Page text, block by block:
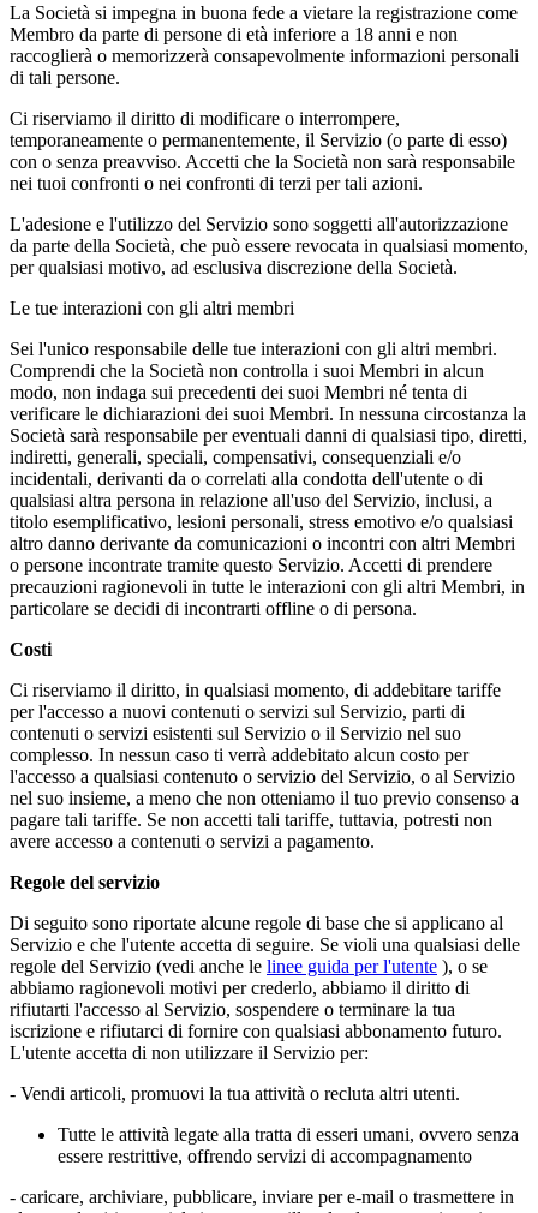
La Società si impegna in buona fede a vietare la registrazione come
Membro da parte di persone di età inferiore a 18 anni e non
raccoglierà o memorizzerà consapevolmente informazioni personali
di tali persone.
Ci riserviamo il diritto di modificare o interrompere,
temporaneamente o permanentemente, il Servizio (o parte di esso)
con o senza preavviso. Accetti che la Società non sarà responsabile
nei tuoi confronti o nei confronti di terzi per tali azioni.
L'adesione e l'utilizzo del Servizio sono soggetti all'autorizzazione
da parte della Società, che può essere revocata in qualsiasi momento,
per qualsiasi motivo, ad esclusiva discrezione della Società.
Le tue interazioni con gli altri membri
Sei l'unico responsabile delle tue interazioni con gli altri membri.
Comprendi che la Società non controlla i suoi Membri in alcun
modo, non indaga sui precedenti dei suoi Membri né tenta di
verificare le dichiarazioni dei suoi Membri. In nessuna circostanza la
Società sarà responsabile per eventuali danni di qualsiasi tipo, diretti,
indiretti, generali, speciali, compensativi, consequenziali e/o
incidentali, derivanti da o correlati alla condotta dell'utente o di
qualsiasi altra persona in relazione all'uso del Servizio, inclusi, a
titolo esemplificativo, lesioni personali, stress emotivo e/o qualsiasi
altro danno derivante da comunicazioni o incontri con altri Membri
o persone incontrate tramite questo Servizio. Accetti di prendere
precauzioni ragionevoli in tutte le interazioni con gli altri Membri, in
particolare se decidi di incontrarti offline o di persona.
Costi
Ci riserviamo il diritto, in qualsiasi momento, di addebitare tariffe
per l'accesso a nuovi contenuti o servizi sul Servizio, parti di
contenuti o servizi esistenti sul Servizio o il Servizio nel suo
complesso. In nessun caso ti verrà addebitato alcun costo per
l'accesso a qualsiasi contenuto o servizio del Servizio, o al Servizio
nel suo insieme, a meno che non otteniamo il tuo previo consenso a
pagare tali tariffe. Se non accetti tali tariffe, tuttavia, potresti non
avere accesso a contenuti o servizi a pagamento.
Regole del servizio
Di seguito sono riportate alcune regole di base che si applicano al
Servizio e che l'utente accetta di seguire. Se violi una qualsiasi delle
regole del Servizio (vedi anche le linee guida per l'utente ), o se
abbiamo ragionevoli motivi per crederlo, abbiamo il diritto di
rifiutarti l'accesso al Servizio, sospendere o terminare la tua
iscrizione e rifiutarci di fornire con qualsiasi abbonamento futuro.
L'utente accetta di non utilizzare il Servizio per:
- Vendi articoli, promuovi la tua attività o recluta altri utenti.
Tutte le attività legate alla tratta di esseri umani, ovvero senza
essere restrittive, offrendo servizi di accompagnamento
- caricare, archiviare, pubblicare, inviare per e-mail o trasmettere in